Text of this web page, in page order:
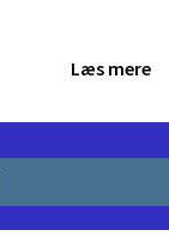
Læs mere